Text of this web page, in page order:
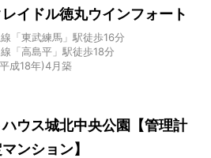
イドル徳丸ウインフォート
「東武練馬」駅徒歩16分
「高島平」駅徒歩18分
成18年)4月築
ハウス城北中央公園【管理計
ンション】